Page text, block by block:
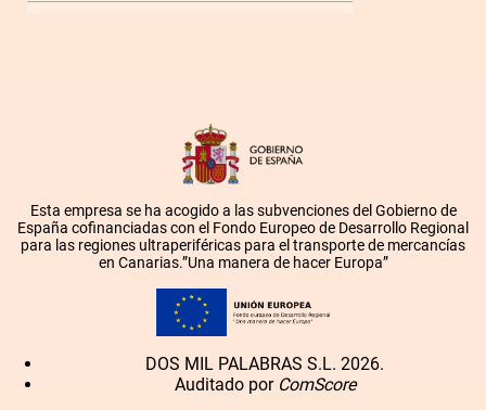
Esta empresa se ha acogido a las subvenciones del Gobierno de
España cofinanciadas con el Fondo Europeo de Desarrollo Regional
para las regiones ultraperiféricas para el transporte de mercancías
en Canarias.”Una manera de hacer Europa”
DOS MIL PALABRAS S.L. 2026.
Auditado por ComScore